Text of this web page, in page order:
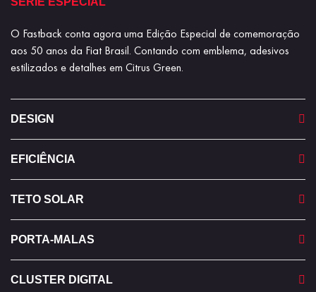
O Fastback conta agora uma Edição Especial de comemoração
aos 50 anos da Fiat Brasil. Contando com emblema, adesivos
estilizados e detalhes em Citrus Green.
DESIGN
EFICIÊNCIA
TETO SOLAR
PORTA-MALAS
CLUSTER DIGITAL